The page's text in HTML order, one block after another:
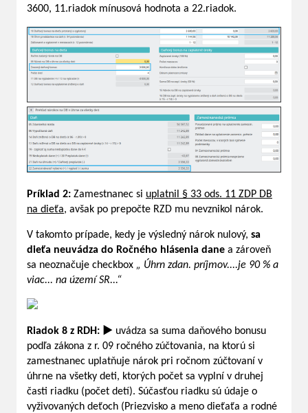
3600, 11.riadok mínusová hodnota a 22.riadok.
Príklad 2: Zamestnanec si uplatnil § 33 ods. 11 ZDP DB
na dieťa, avšak po prepočte RZD mu nevznikol nárok.
V takomto prípade, kedy je výsledný nárok nulový, sa
dieťa neuvádza do Ročného hlásenia dane a zároveň
sa neoznačuje checkbox „ Úhrn zdan. príjmov....je 90 % a
viac... na území SR...“
Riadok 8 z RDH: ► uvádza sa suma daňového bonusu
podľa zákona z r. 09 ročného zúčtovania, na ktorú si
zamestnanec uplatňuje nárok pri ročnom zúčtovaní v
úhrne na všetky deti, ktorých počet sa vyplní v druhej
časti riadku (počet detí). Súčasťou riadku sú údaje o
vyživovaných deťoch (Priezvisko a meno dieťaťa a rodné